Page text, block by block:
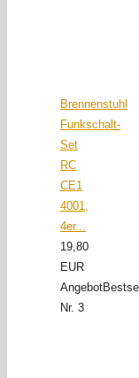
Brennenstuhl
Funkschalt-
Set
RC
CE1
4001,
4er...
19,80
EUR
Angebot
Nr. 3